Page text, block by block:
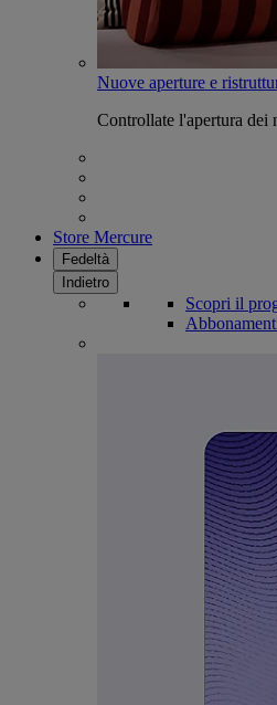
Nuove aperture e
Controllate l'apertura dei
Store Mercure
Fedeltà
Indietro
Scopri il